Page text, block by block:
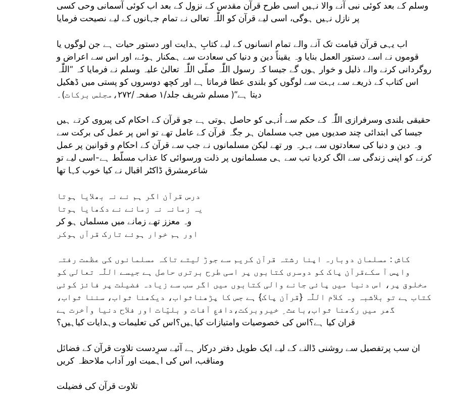
وسلم کے بعد کوئی نبی آنے والا نہیں اسی طرح قرآن مقدس کے نزول کے بعد اب کوئی آسمانی وحی کسی
پر نازل نہیں ہوگی، اسی لیے قرآن کو اللّٰہ تعالی نے تمام جہانوں کے لیے نصیحت فرمایا
اب یہی قرآن قیامت تک آنے والے تمام انسانوں کے لیے کتابِ ہدایت اور دستور حیات ہے جن لوگوں یا
قوموں نے اسے دستور العمل بنایا وہ یقیناً دین و دنیا کی سعادت سے ہمکنار ہوئے، اور اس سے اعراض و
روگردانی کرنے والے ذلیل و خوار ہوں گے جیسا کہ رسول اللّٰہ صلّی اللّٰہ تعالیٰ علیہ وسلم نے فرمایا کہ “اللّٰہ
اس کتاب کے ذریعے سے بہت سے لوگوں کو بلندی عطا فرماتا ہے اور کچھ دوسروں کو پستی میں ڈھکیل
دیتا ہے”( مسلم شریف جلد/۱ صفحہ/۲۷۲،مجلس برکات)۔
حقیقی بلندی وسرفرازی اللّٰہ کے حکم سے اُنہی کو حاصل ہوتی ہے جو قرآن کے احکام کی پیروی کرتے ہیں
جیسا کی ابتدائی چند صدیوں میں جب مسلمان ہر جگہ قرآن کے عامل تھے تو اس پر عمل کی برکت سے
وہ دین و دنیا کی سعادتوں سے بہرہ ور تھے لیکن مسلمانوں نے جب سے قرآن کے احکام و قوانین پر عمل
کرنے کو اپنی زندگی سے الگ کردیا تب سے ہی مسلمانوں پر ذلت ورسوائی کا عذاب مسلّط ہے-اسی لیے تو
شاعرمشرق ڈاکٹر اقبال نے کیا خوب کہا تھا
درس قرآن اگر ہم نے نہ بھلایا ہوتا
یہ زمانہ نہ زمانے نے دکھایا ہوتا
وہ معزز تھے زمانے میں مسلماں ہو کر
اور ہم خوار ہوئے تارک قرآں ہوکر
کاش : مسلمان دوبارہ اپنا رشتہ قرآن کریم سے جوڑ لیتے تاکہ مسلمانوں کی عظمت رفتہ
واپس آ سکےقرآن پاک کو دوسری کتابوں پر اسی طرح برتری حاصل ہے جیسے اللّٰہ تعالی کو
مخلوق پر، اس دنیا میں پائی جانے والی کتابوں میں اگر سب سے زیادہ فضیلت پر فائز کوئی
کتاب ہے تو بلاشبہ وہ کلام اللّٰہ {قرآن پاک} ہے جس کا پڑھناثواب، دیکھنا ثواب، سننا ثواب،
گھر میں رکھنا ثواب،باعث ِ خیروبرکت،دافعِ آفات و بلیّات اور فلاح دنیا وآخرت ہے
قران کیا ہے؟اس کی خصوصیات وامتیازات کیاہیں؟اس کی تعلیمات وہدایات کیاہیں؟
ان سب پرتفصیل سے روشنی ڈالنے کے لیے ایک طویل دفتر درکار ہے آئیے سرِدست تلاوت قرآن کے فضائل
ومناقب، اس کی اہمیت اور آداب ملاحظہ کریں
تلاوت قرآن کی فضیلت